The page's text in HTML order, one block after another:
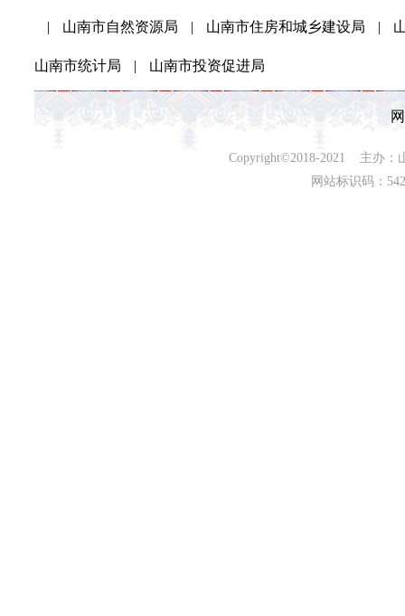
| 山南市自然资源局 | 山南市住房和城乡建设局 |
山南市统计局 | 山南市投资促进局
Copyright©2018-2021 主办：
网站标识码：